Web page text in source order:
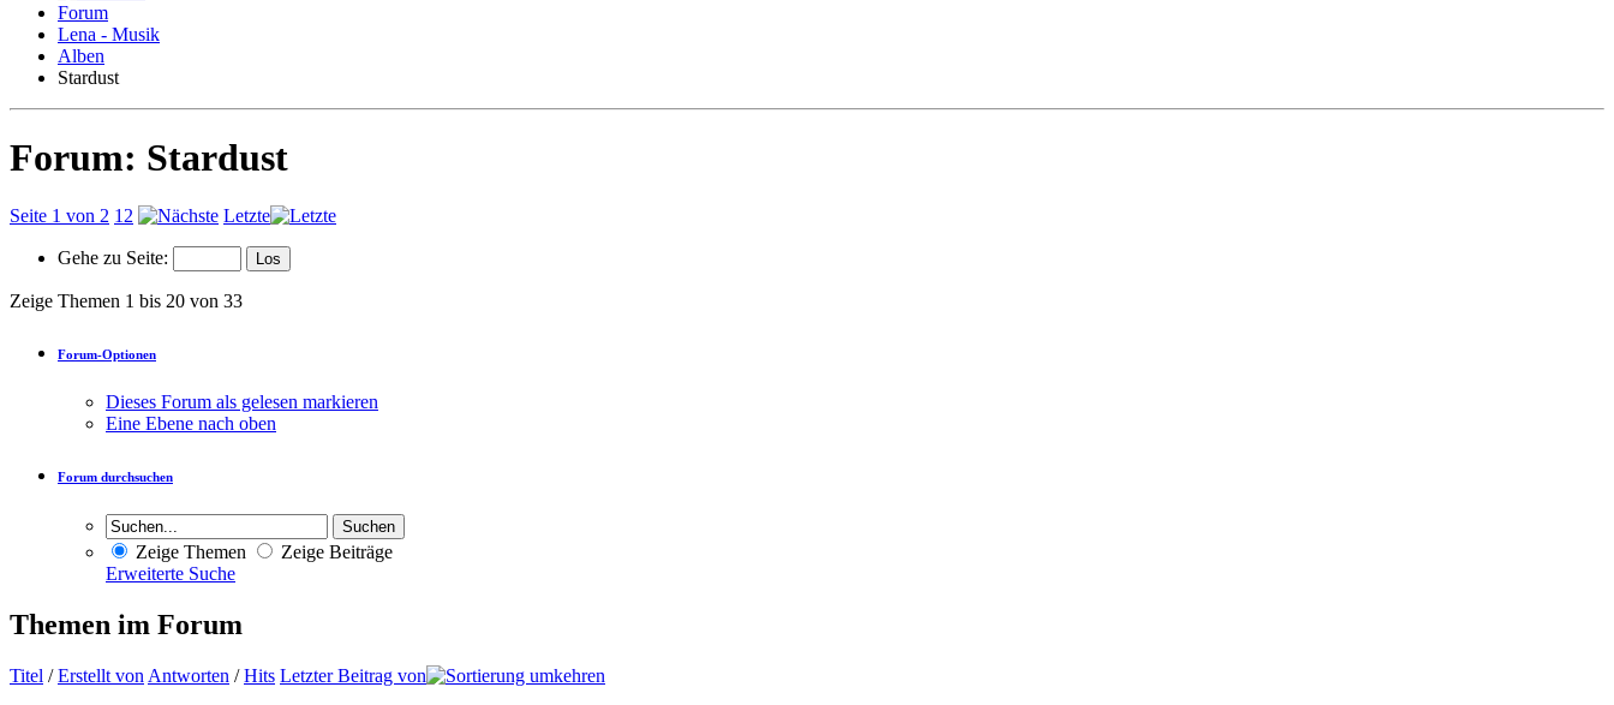
Forum
Lena - Musik
Alben
Stardust
Forum: Stardust
Seite 1 von 2 12 Letzte
Gehe zu Seite:
Zeige Themen 1 bis 20 von 33
Forum-Optionen
Dieses Forum als gelesen markieren
Eine Ebene nach oben
Forum durchsuchen
Zeige Themen
Zeige Beiträge
Erweiterte Suche
Themen im Forum
Titel /Erstellt von Antworten /Hits Letzter Beitrag von